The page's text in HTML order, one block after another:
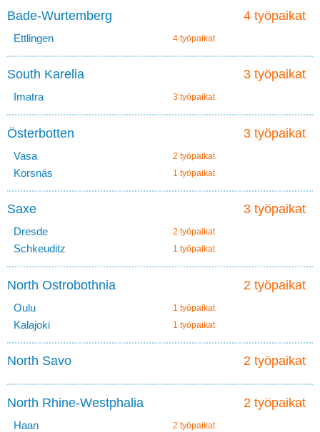
4 työpaikat
Bade-Wurtemberg
Ettlingen 4 työpaikat
3 työpaikat
South Karelia
Imatra 3 työpaikat
3 työpaikat
Österbotten
Vasa 2 työpaikat
Korsnäs 1 työpaikat
3 työpaikat
Saxe
Dresde 2 työpaikat
Schkeuditz 1 työpaikat
2 työpaikat
North Ostrobothnia
Oulu 1 työpaikat
Kalajoki 1 työpaikat
2 työpaikat
North Savo
2 työpaikat
North Rhine-Westphalia
Haan 2 työpaikat